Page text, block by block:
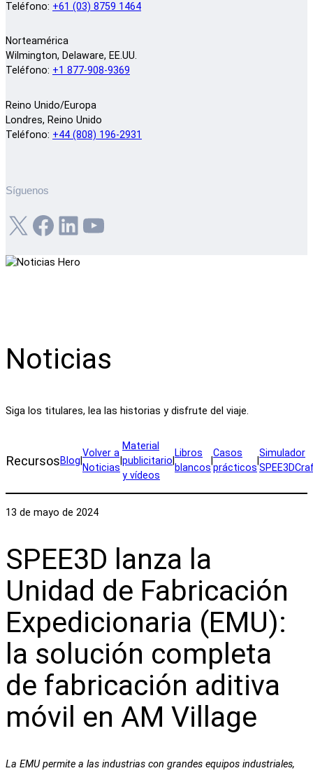
Teléfono: +61 (03) 8759 1464
Norteamérica
Wilmington, Delaware, EE.UU.
Teléfono: +1 877-908-9369
Reino Unido/Europa
Londres, Reino Unido
Teléfono: +44 (808) 196-2931
Síguenos
X Facebook LinkedIn YouTube
Noticias
Siga los titulares, lea las historias y disfrute del viaje.
RecursosBlog
Volver a
Noticias
Material
publicitario
y vídeos
Libros
blancos
Casos
prácticos
Simulador
13 de mayo de 2024
SPEE3D lanza la
Unidad de Fabricación
Expedicionaria (EMU):
la solución completa
de fabricación aditiva
móvil en AM Village
La EMU permite a las industrias con grandes equipos industriales,